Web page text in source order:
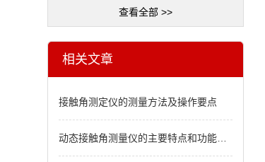
查看全部 >>
相关文章
接触角测定仪的测量方法及操作要点
动态接触角测量仪的主要特点和功能指标概述